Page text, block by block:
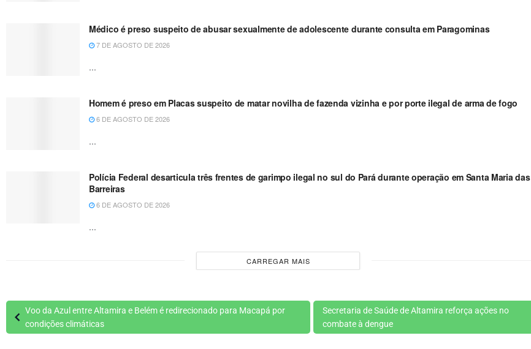
Médico é preso suspeito de abusar sexualmente de adolescente durante consulta em Paragominas
7 DE AGOSTO DE 2026
...
Homem é preso em Placas suspeito de matar novilha de fazenda vizinha e por porte ilegal de arma de fogo
6 DE AGOSTO DE 2026
...
Polícia Federal desarticula três frentes de garimpo ilegal no sul do Pará durante operação em Santa Maria das
Barreiras
6 DE AGOSTO DE 2026
...
CARREGAR MAIS
Voo da Azul entre Altamira e Belém é redirecionado para Macapá por
condições climáticas
Secretaria de Saúde de Altamira reforça ações no
combate à dengue